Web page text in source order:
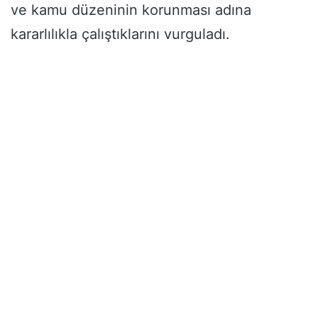
ve kamu düzeninin korunması adına
kararlılıkla çalıştıklarını vurguladı.